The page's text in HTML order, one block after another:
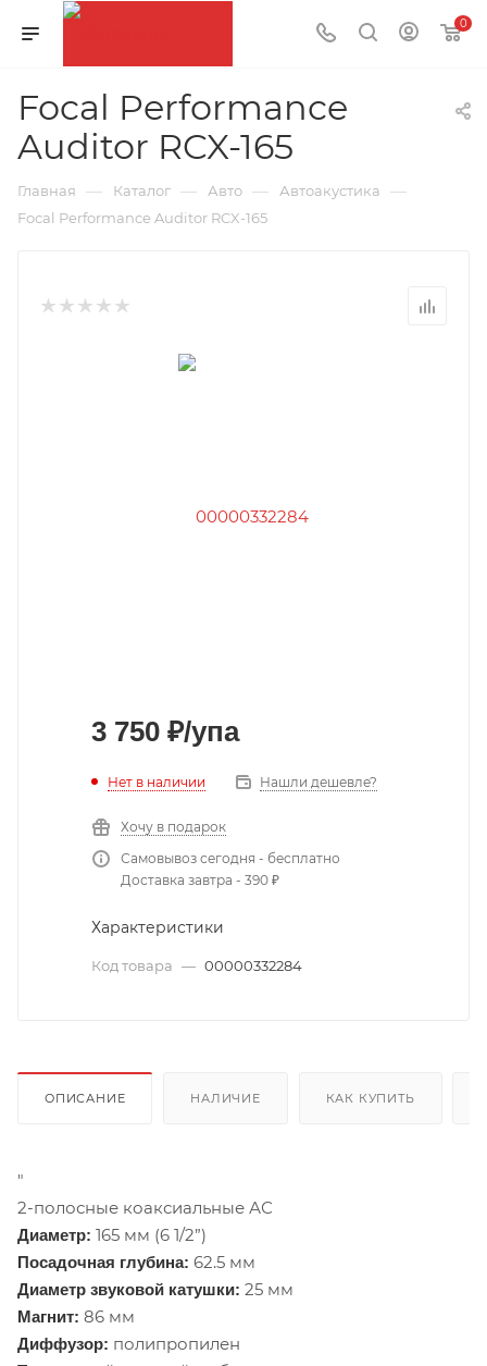
0
Focal Performance
Auditor RCX-165
Главная — Каталог — Авто — Автоакустика —
Focal Performance Auditor RCX-165
3 750 ₽/упа
Нет в наличии Нашли дешевле?
Хочу в подарок
Самовывоз сегодня - бесплатно
Доставка завтра - 390 ₽
Характеристики
Код товара — 00000332284
ОПИСАНИЕ НАЛИЧИЕ КАК КУПИТЬ
"
2-полосные коаксиальные АС
Диаметр: 165 мм (6 1/2”)
Посадочная глубина: 62.5 мм
Диаметр звуковой катушки: 25 мм
Магнит: 86 мм
Диффузор: полипропилен